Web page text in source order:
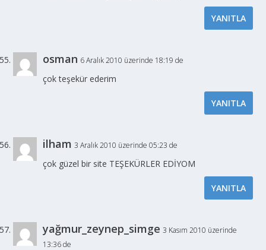
YANITLA
osman 6 Aralık 2010 üzerinde 18:19 de
çok teşekür ederim
YANITLA
ilham 3 Aralık 2010 üzerinde 05:23 de
çok güzel bir site TEŞEKÜRLER EDİYOM
YANITLA
yağmur_zeynep_simge 3 Kasım 2010 üzerinde
13:36 de